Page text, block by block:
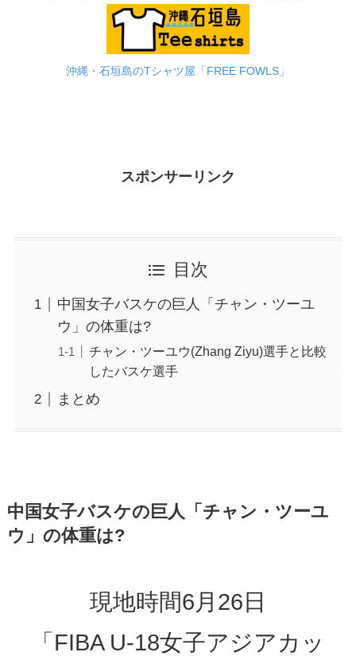
沖縄・石垣島のTシャツ屋「FREE FOWLS」
スポンサーリンク
目次
中国女子バスケの巨人「チャン・ツーユ
ウ」の体重は?
チャン・ツーユウ(Zhang Ziyu)選手と比較
したバスケ選手
まとめ
中国女子バスケの巨人「チャン・ツーユ
ウ」の体重は?
現地時間6月26日
「FIBA U-18女子アジアカッ